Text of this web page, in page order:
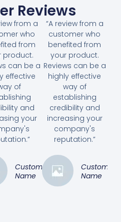
Reviews
from a
who
from
product.
can be a
effective
of
and
your
Customer
Name
“A review from a
customer who
benefited from
your product.
Reviews can be a
highly effective
way of
establishing
credibility and
increasing your
company's
reputation.”
Customer
Name